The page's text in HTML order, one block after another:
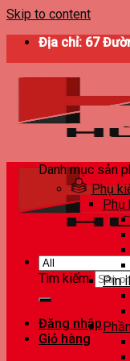
Skip to content
Địa chỉ: 67
Tìm kiếm:
Đăng nhập
Giỏ hàng
Danh mục sản
Phụ
Phụ
Pin